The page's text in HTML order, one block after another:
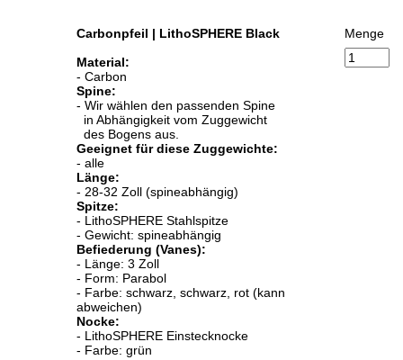
Carbonpfeil | LithoSPHERE Black
Material:
- Carbon
Spine:
- Wir wählen den passenden Spine
in Abhängigkeit vom Zuggewicht
des Bogens aus.
Geeignet für diese Zuggewichte:
- alle
Länge:
- 28-32 Zoll (spineabhängig)
Spitze:
- LithoSPHERE Stahlspitze
- Gewicht: spineabhängig
Befiederung (Vanes):
- Länge: 3 Zoll
- Form: Parabol
- Farbe: schwarz, schwarz, rot (kann
abweichen)
Nocke:
- LithoSPHERE Einstecknocke
- Farbe: grün
Menge